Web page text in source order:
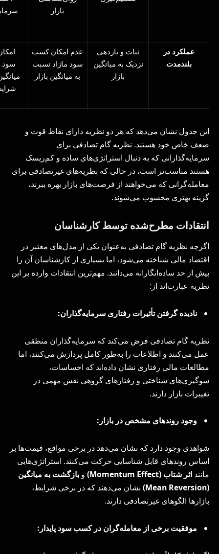
بازار
عملکرد در
بلندمدت
ثبات و بازدهی
نزدیک به میانگین
بازار
عدم امکان کسب
سود مازاد نسبت
به میانگین بازار
سود
این جدول نشان می‌دهد که هر دو نظریه دارای نقاط قوت و
ضعف خاص خود هستند. نظریه گام تصادفی برای
سرمایه‌گذارانی که به دنبال استراتژی‌های ساده و کم‌ریسک
هستند مناسب‌تر است، در حالی که نظریه‌های غیرتصادفی برای
معامله‌گرانی که می‌خواهند از فرصت‌های بازار بهره ببرند،
گزینه بهتری محسوب می‌شوند.
انتقادات مطرح‌شده توسط کارشناسان
اگرچه نظریه گام تصادفی به‌عنوان یکی از مدل‌های معتبر در
اقتصاد مالی شناخته می‌شود، اما بسیاری از کارشناسان آن را
بیش از حد ساده‌انگارانه می‌دانند. مهم‌ترین انتقادات وارده بر این
نظریه عبارت‌اند از:
نادیده گرفتن تأثیرات رفتاری سرمایه‌گذاران:
نظریه گام تصادفی فرض می‌کند که سرمایه‌گذاران منطقی
عمل می‌کنند و اطلاعات را به‌طور کامل پردازش می‌کنند، اما
مطالعات مالی رفتاری نشان داده‌اند که احساسات،
سوگیری‌های شناختی و رفتارهای گروهی نقش مهمی در
تغییرات بازار دارند.
وجود روندهای مشخص در بازار:
شواهدی وجود دارد که نشان می‌دهد در برخی مواقع، قیمت‌ها بر
اساس روندهای قابل شناسایی حرکت می‌کنند. استراتژی‌هایی
مانند اثر شتاب (Momentum Effect
) و بازگشت به میانگین
(
Mean Reversion
) نشان می‌دهند که در برخی شرایط،
بازارها الگوهای غیرتصادفی دارند.
موفقیت برخی از معامله‌گران در کسب سود پایدار: